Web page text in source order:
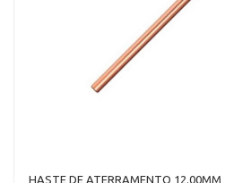
HASTE DE ATERRAMENTO 12.00MM